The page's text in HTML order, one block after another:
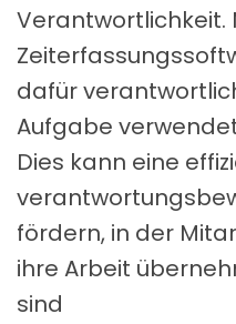
Verantwortlichkeit.
dafür
Aufgabe
Dies kann eine
fördern, in der
ihre Arbeit
sind